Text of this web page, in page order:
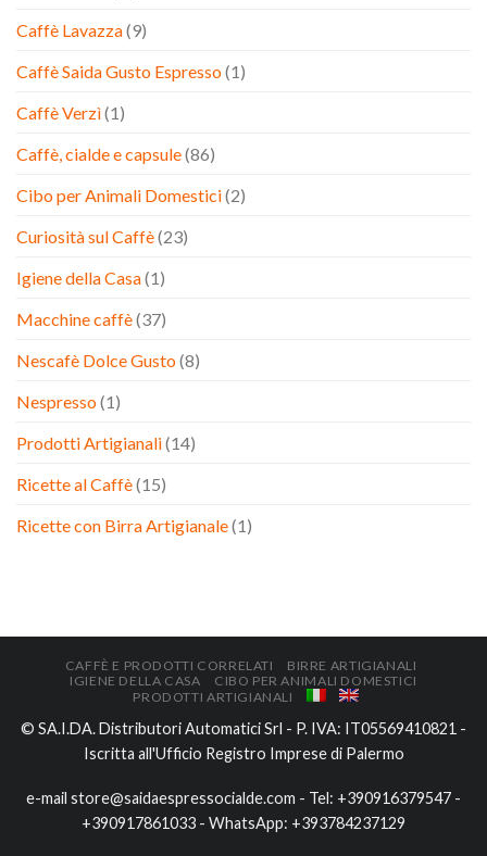
Caffè Lavazza(9)
Caffè Saida Gusto Espresso(1)
Caffè Verzì(1)
Caffè, cialde e capsule(86)
Cibo per Animali Domestici(2)
Curiosità sul Caffè(23)
Igiene della Casa(1)
Macchine caffè(37)
Nescafè Dolce Gusto(8)
Nespresso(1)
Prodotti Artigianali(14)
Ricette al Caffè(15)
Ricette con Birra Artigianale(1)
CAFFÈ E PRODOTTI CORRELATI
BIRRE ARTIGIANALI
IGIENE DELLA CASA
CIBO PER ANIMALI DOMESTICI
PRODOTTI ARTIGIANALI
© SA.I.DA. Distributori Automatici Srl - P. IVA: IT05569410821 -
Iscritta all'Ufficio Registro Imprese di Palermo
e-mail store@saidaespressocialde.com - Tel: +390916379547 -
+390917861033 - WhatsApp: +393784237129